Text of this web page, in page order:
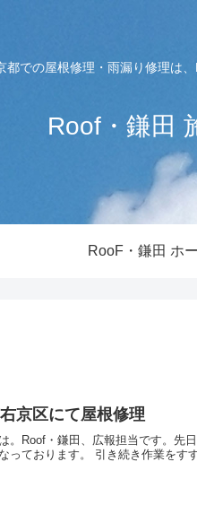
都での屋根修理・雨漏り修理は
Roof・鎌田
RooF・鎌田 ホ
京区にて屋根修理
。Roof・鎌田、広報担当です。先
っております。 引き続き作業をす